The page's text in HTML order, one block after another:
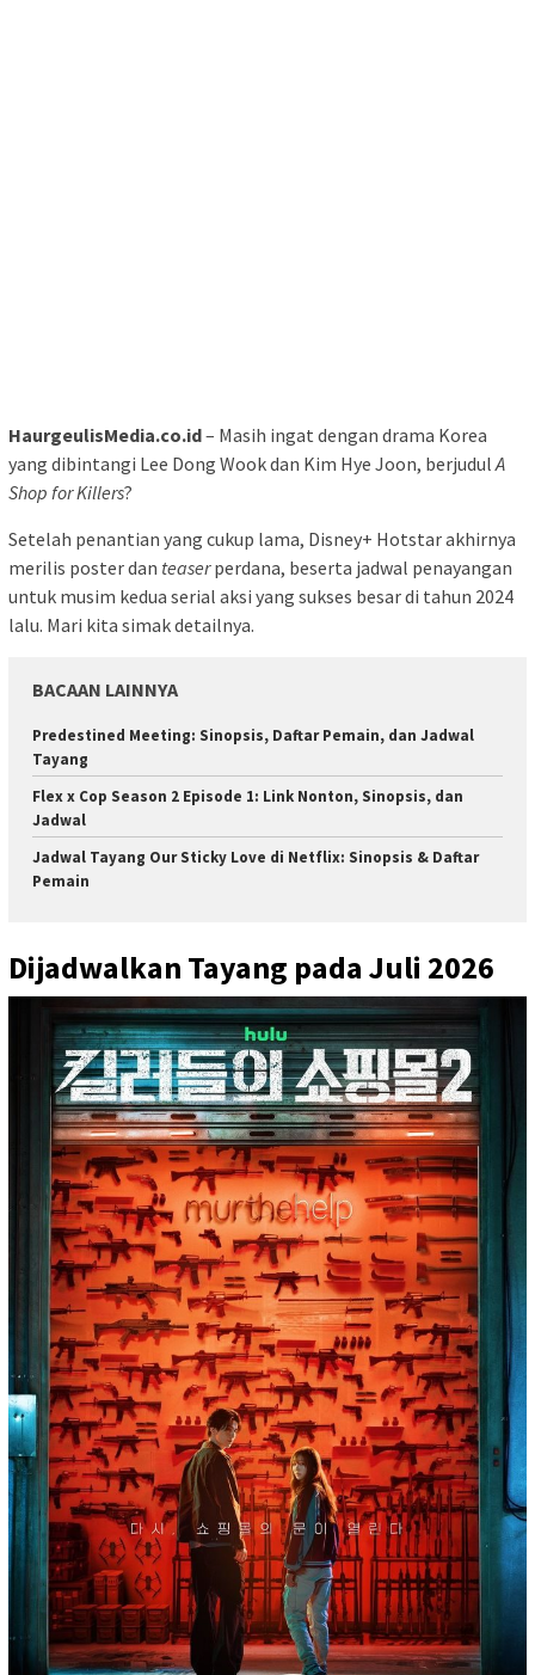
HaurgeulisMedia.co.id– Masih ingat dengan drama Korea
yang dibintangi Lee Dong Wook dan Kim Hye Joon, berjudul A
Shop for Killers?
Setelah penantian yang cukup lama, Disney+ Hotstar akhirnya
merilis poster dan teaserperdana, beserta jadwal penayangan
untuk musim kedua serial aksi yang sukses besar di tahun 2024
lalu. Mari kita simak detailnya.
BACAAN LAINNYA
Predestined Meeting: Sinopsis, Daftar Pemain, dan Jadwal
Tayang
Flex x Cop Season 2 Episode 1: Link Nonton, Sinopsis, dan
Jadwal
Jadwal Tayang Our Sticky Love di Netflix: Sinopsis & Daftar
Pemain
Dijadwalkan Tayang pada Juli 2026